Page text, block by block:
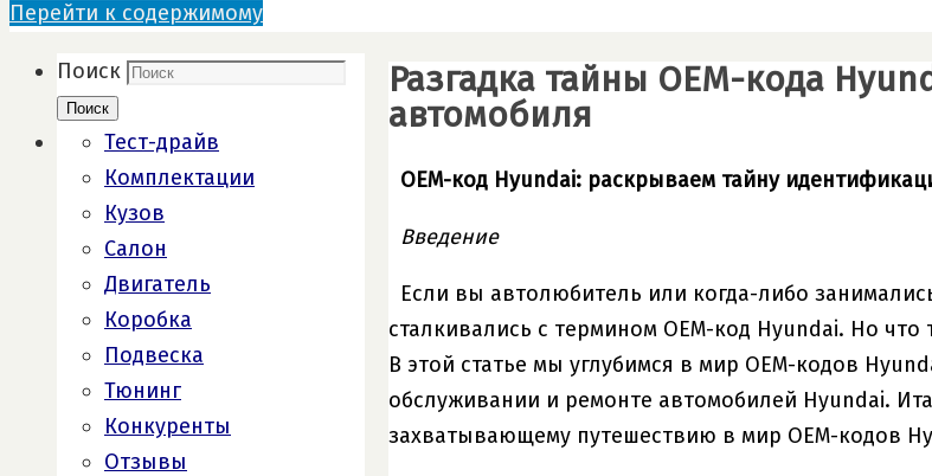
Перейти к содержимому
Разгадка тайны OEM-кода
автомобиля
OEM-код Hyundai: раскрываем тайну
Введение
Если вы автолюбитель или когда-либо
сталкивались с термином OEM-код Hyundai. Но
В этой статье мы углубимся в мир OEM-кодов
обслуживании и ремонте автомобилей Hyundai.
захватывающему путешествию в мир OEM-кодов
Поиск
Поиск
Тест-драйв
Комплектации
Кузов
Салон
Двигатель
Коробка
Подвеска
Тюнинг
Конкуренты
Отзывы